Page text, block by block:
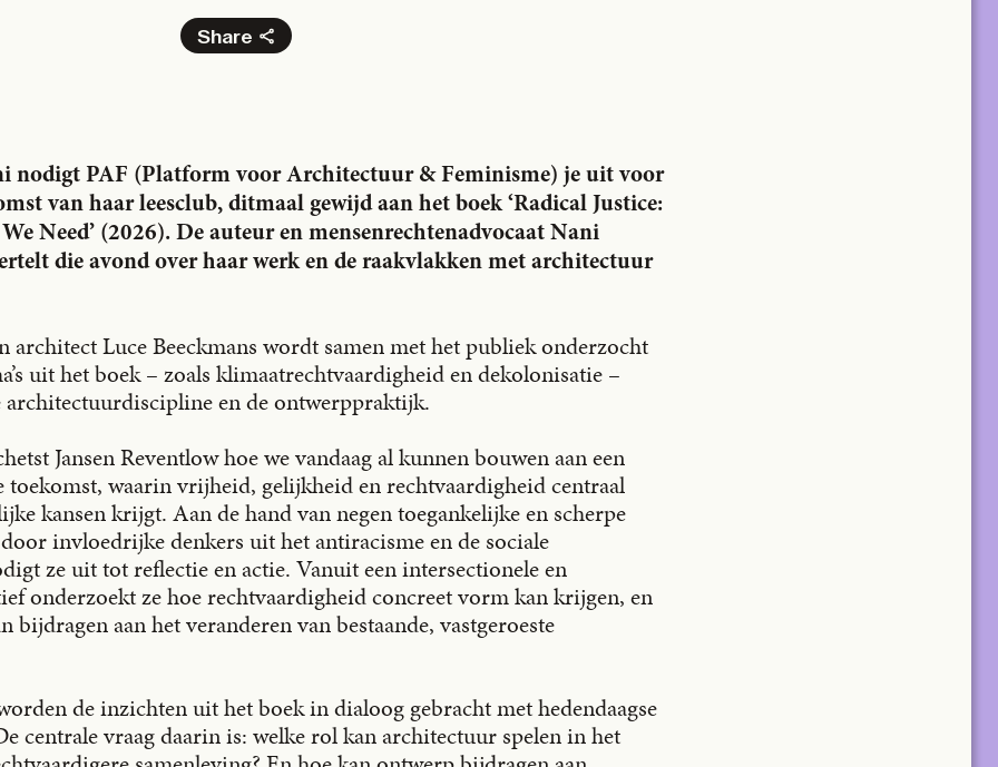
Share
Email
nodigt PAF (Platform voor Architectuur & Feminisme) je uit voor
van haar leesclub, ditmaal gewijd aan het boek ‘Radical Justice:
Need’ (2026). De auteur en mensenrechtenadvocaat Nani
die avond over haar werk en de raakvlakken met architectuur
architect Luce Beeckmans wordt samen met het publiek onderzocht
uit het boek – zoals klimaatrechtvaardigheid en dekolonisatie –
architectuurdiscipline en de ontwerppraktijk.
Jansen Reventlow hoe we vandaag al kunnen bouwen aan een
toekomst, waarin vrijheid, gelijkheid en rechtvaardigheid centraal
kansen krijgt. Aan de hand van negen toegankelijke en scherpe
invloedrijke denkers uit het antiracisme en de sociale
ze uit tot reflectie en actie. Vanuit een intersectionele en
onderzoekt ze hoe rechtvaardigheid concreet vorm kan krijgen, en
bijdragen aan het veranderen van bestaande, vastgeroeste
de inzichten uit het boek in dialoog gebracht met hedendaagse
centrale vraag daarin is: welke rol kan architectuur spelen in het
subscribe
SHOP